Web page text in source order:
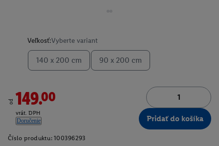
Veľkosť:Vyberte variant
140 x 200 cm 90 x 200 cm
od 149.00
vrát. DPH
Doručenie
Pridať do košíka
Číslo produktu: 100396293